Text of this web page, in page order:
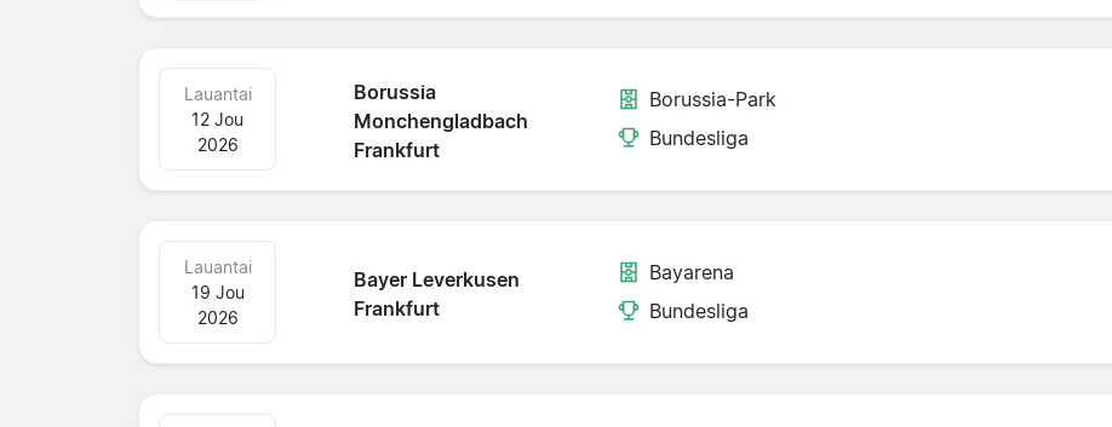
Borussia
Monchengladbach
Frankfurt
Lauantai
12 Jou
2026
Borussia-Park
Bundesliga
Bayer Leverkusen
Frankfurt
Lauantai
19 Jou
2026
Bayarena
Bundesliga